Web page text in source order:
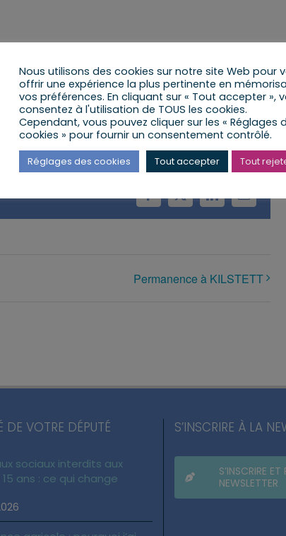
Facebook
X LinkedInEmail
Permanence à KILSTETT
DE VOTRE DÉPUTÉ
sociaux interdits aux
ans : ce qui change
S’INSCRIRE À LA
S’INSCRIRE
NEWSLETTER
Nous utilisons des cookies sur notre site Web pour
offrir une expérience la plus pertinente en
vos préférences. En cliquant sur « Tout accepter »,
consentez à l'utilisation de TOUS les cookies.
Cependant, vous pouvez cliquer sur les « Réglages
cookies » pour fournir un consentement contrôlé.
Réglages des cookies Tout accepter Tout